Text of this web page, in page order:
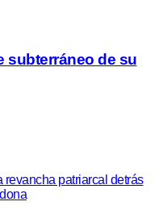
subterráneo de su
revancha patriarcal detrás